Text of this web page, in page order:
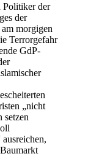
Politiker der
der
morgigen
Terrorgefahr
GdP-
„nicht
setzen